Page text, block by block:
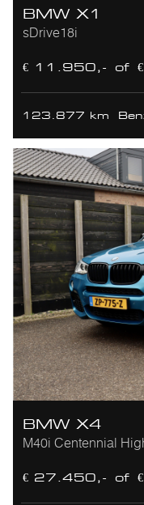
BMW X1
sDrive18i
€ 11.950,- of
123.877 km
BMW X4
M40i Centennial
€ 27.450,- of